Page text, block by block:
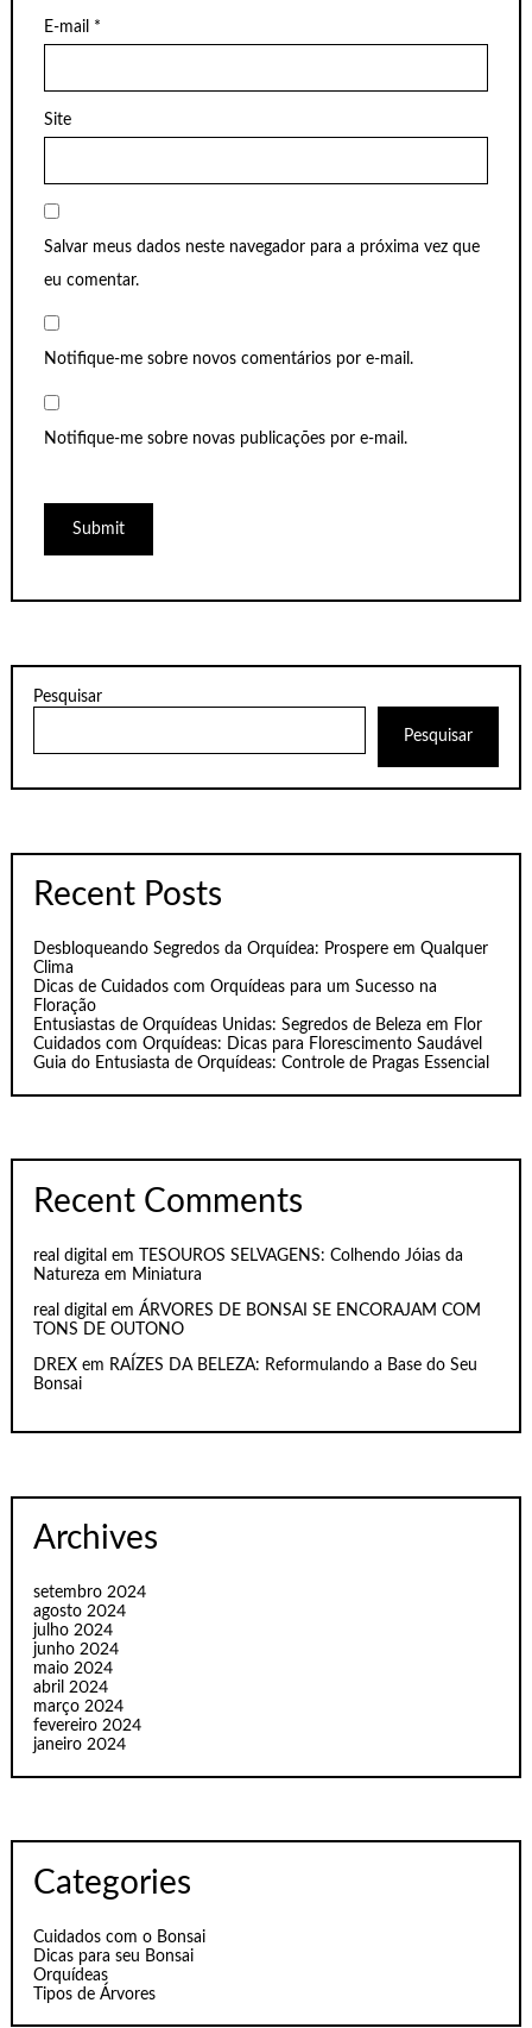
E-mail *
Site
Salvar meus dados neste navegador para a próxima vez que
eu comentar.
Notifique-me sobre novos comentários por e-mail.
Notifique-me sobre novas publicações por e-mail.
Pesquisar
Pesquisar
Recent Posts
Desbloqueando Segredos da Orquídea: Prospere em Qualquer
Clima
Dicas de Cuidados com Orquídeas para um Sucesso na
Floração
Entusiastas de Orquídeas Unidas: Segredos de Beleza em Flor
Cuidados com Orquídeas: Dicas para Florescimento Saudável
Guia do Entusiasta de Orquídeas: Controle de Pragas Essencial
Recent Comments
real digital em
TESOUROS SELVAGENS: Colhendo Jóias da
Natureza em Miniatura
real digital emÁRVORES DE BONSAI SE ENCORAJAM COM
TONS DE OUTONO
DREX em RAÍZES DA BELEZA: Reformulando a Base do Seu
Bonsai
Archives
setembro 2024
agosto 2024
julho 2024
junho 2024
maio 2024
abril 2024
março 2024
fevereiro 2024
janeiro 2024
Categories
Cuidados com o Bonsai
Dicas para seu Bonsai
Orquídeas
Tipos de Árvores